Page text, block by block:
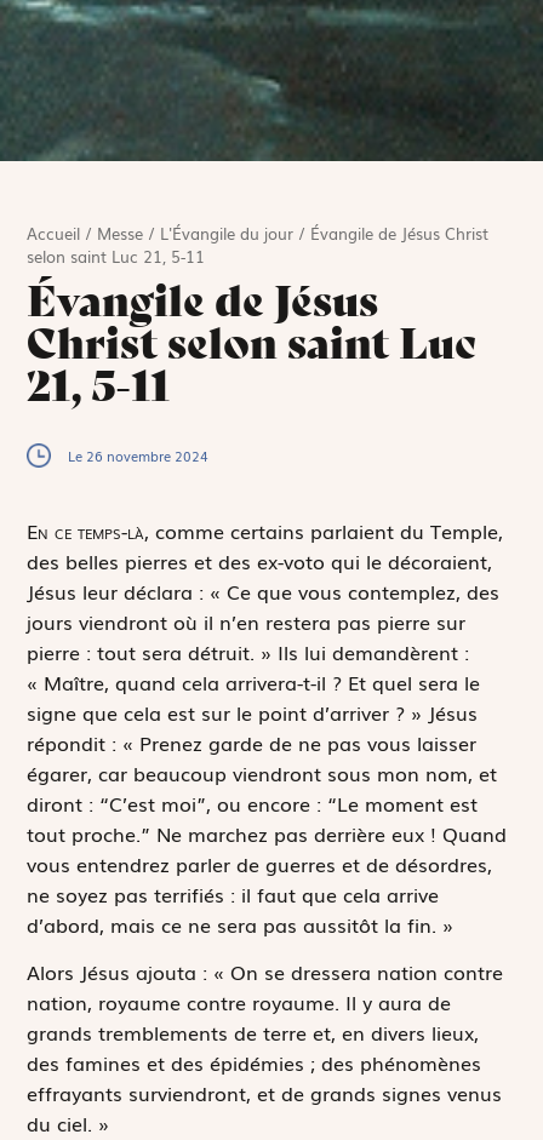
Accueil / Messe / L'Évangile du jour / Évangile de Jésus Christ
selon saint Luc 21, 5-11
Évangile de Jésus
Christ selon saint Luc
21, 5-11
Le 26 novembre 2024
En ce temps-là, comme certains parlaient du Temple,
des belles pierres et des ex-voto qui le décoraient,
Jésus leur déclara : « Ce que vous contemplez, des
jours viendront où il n’en restera pas pierre sur
pierre : tout sera détruit. » Ils lui demandèrent :
« Maître, quand cela arrivera-t-il ? Et quel sera le
signe que cela est sur le point d’arriver ? » Jésus
répondit : « Prenez garde de ne pas vous laisser
égarer, car beaucoup viendront sous mon nom, et
diront : “C’est moi”, ou encore : “Le moment est
tout proche.” Ne marchez pas derrière eux ! Quand
vous entendrez parler de guerres et de désordres,
ne soyez pas terrifiés : il faut que cela arrive
d’abord, mais ce ne sera pas aussitôt la fin. »
Alors Jésus ajouta : « On se dressera nation contre
nation, royaume contre royaume. Il y aura de
grands tremblements de terre et, en divers lieux,
des famines et des épidémies ; des phénomènes
effrayants surviendront, et de grands signes venus
du ciel. »